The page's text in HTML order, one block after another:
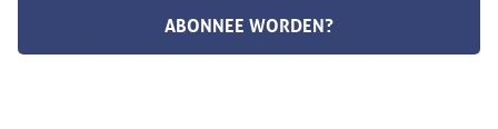
ABONNEE WORDEN?